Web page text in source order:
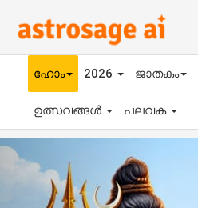
ഹോം 2026 ജാതകം
ഉത്സവങ്ങൾ പലവക
Previous